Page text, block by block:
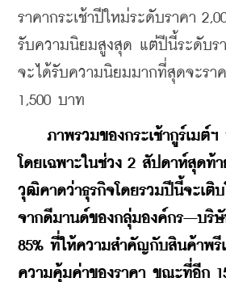
ราคากระเช้าปีใหม่ระดับราคา
รับความนิยมสูงสุด แต่ปีนี้ระดับรา
จะได้รับความนิยมมากที่สุดจะรา
1,500 บาท
ภาพรวมของกระเช้ากูร์เมต์
โดยเฉพาะในช่วง 2 สัปดาห์สุดท้
วุฒิคาดว่าธุรกิจโดยรวมปีนี้จะเติ
จากดีมานด์ของกลุ่มองค์กร–บริ
85% ที่ให้ความสำคัญกับสินค้าพ
ความคุ้มค่าของราคา ขณะที่อีก